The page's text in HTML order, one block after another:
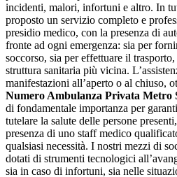
incidenti, malori, infortuni e altro. In
proposto un servizio completo e
presidio medico, con la presenza di
fronte ad ogni emergenza: sia per
soccorso, sia per effettuare il
struttura sanitaria più vicina.
manifestazioni all’aperto o al chiuso,
Numero Ambulanza Privata Metro
di fondamentale importanza per
tutelare la salute delle persone
presenza di uno staff medico
qualsiasi necessità. I nostri mezzi di
dotati di strumenti tecnologici
sia in caso di infortuni, sia nelle